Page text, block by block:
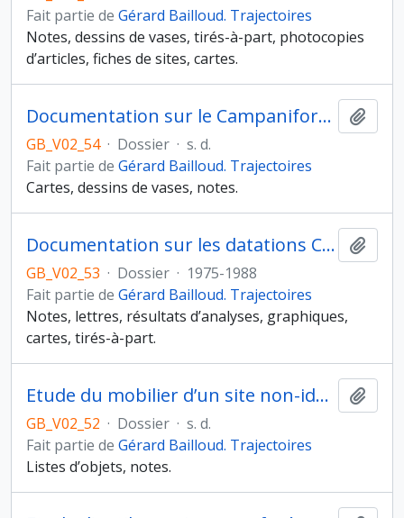
Fait partie de Gérard Bailloud. Trajectoires
Notes, dessins de vases, tirés-à-part, photocopies
d’articles, fiches de sites, cartes.
Documentation sur le Campaniforme et l’âge du Bronze
GB_V02_54 · Dossier · s. d.
Fait partie de Gérard Bailloud. Trajectoires
Cartes, dessins de vases, notes.
Documentation sur les datations C14
GB_V02_53 · Dossier · 1975-1988
Fait partie de Gérard Bailloud. Trajectoires
Notes, lettres, résultats d’analyses, graphiques,
cartes, tirés-à-part.
Etude du mobilier d’un site non-identifié
GB_V02_52 · Dossier · s. d.
Fait partie de Gérard Bailloud. Trajectoires
Listes d’objets, notes.